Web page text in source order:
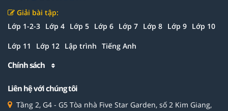
Giải bài tập:
Lớp 1-2-3 Lớp 4 Lớp 5 Lớp 6 Lớp 7 Lớp 8 Lớp 9 Lớp 10
Lớp 11 Lớp 12 Lập trình Tiếng Anh
Chính sách
Liên hệ với chúng tôi
Tầng 2, G4 - G5 Tòa nhà Five Star Garden, số 2 Kim Giang,